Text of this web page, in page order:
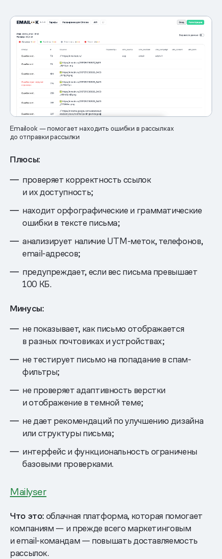
Emailook — помогает находить ошибки в рассылках
до отправки рассылки
Плюсы:
проверяет корректность ссылок
и их доступность;
находит орфографические и грамматические
ошибки в тексте письма;
анализирует наличие UTM-меток, телефонов,
email-адресов;
предупреждает, если вес письма превышает
100 КБ.
Минусы:
не показывает, как письмо отображается
в разных почтовиках и устройствах;
не тестирует письмо на попадание в спам-
фильтры;
не проверяет адаптивность верстки
и отображение в темной теме;
не дает рекомендаций по улучшению дизайна
или структуры письма;
интерфейс и функциональность ограничены
базовыми проверками.
Mailyser
Что это: облачная платформа, которая помогает
компаниям — и прежде всего маркетинговым
и email-командам — повышать доставляемость
рассылок.